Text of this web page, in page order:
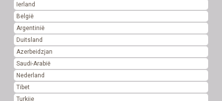
Ierland
België
Argentinië
Duitsland
Azerbeidzjan
Saudi-Arabië
Nederland
Tibet
Turkije